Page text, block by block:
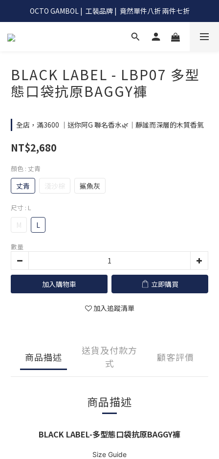
OCTO GAMBOL |  工裝品牌 |  竟然單件八折 兩件七折
OCTO GAMBOL |  工裝品牌 |  竟然單件八折 兩件七折
滿990阿G幫你免運到超商
BLACK LABEL - LBP07 多型
態口袋抗原BAGGY褲
全店，滿3600 ｜送你阿G 聯名香水🌿｜靜謐而深層的木質香氣
NT$2,680
顏色 : 丈青
丈青 淺沙棕 鯊魚灰
尺寸 : L
M L
數量
加入購物車 立即購買
加入追蹤清單
商品描述
送貨及付款方
式
顧客評價
商品描述
BLACK LABEL-多型態口袋抗原BAGGY褲
Size Guide